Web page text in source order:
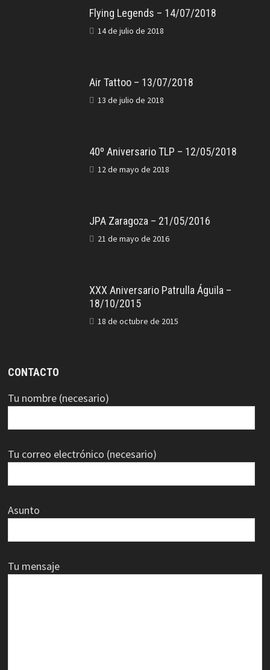
Flying Legends – 14/07/2018
14 de julio de 2018
Air Tattoo – 13/07/2018
13 de julio de 2018
40º Aniversario TLP – 12/05/2018
12 de mayo de 2018
JPA Zaragoza – 21/05/2016
21 de mayo de 2016
XXX Aniversario Patrulla Águila –
18/10/2015
18 de octubre de 2015
CONTACTO
Tu nombre (necesario)
Tu correo electrónico (necesario)
Asunto
Tu mensaje